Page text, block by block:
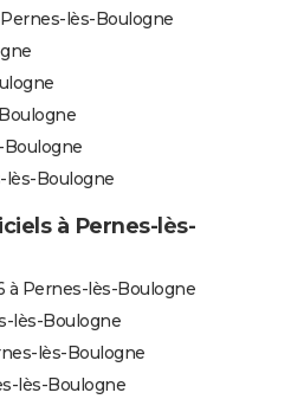
lès-Boulogne
Boulogne
à Pernes-lès-
à Pernes-lès-Boulogne
lès-Boulogne
lès-Boulogne
lès-Boulogne